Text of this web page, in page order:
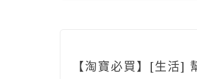
【淘寶必買】[生活]